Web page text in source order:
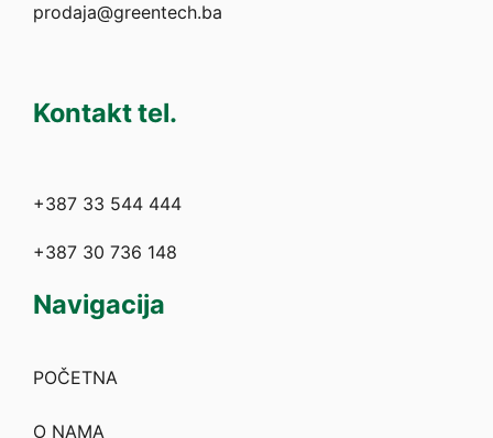
prodaja@greentech.ba
Kontakt tel.
+387 33 544 444
+387 30 736 148
Navigacija
POČETNA
O NAMA